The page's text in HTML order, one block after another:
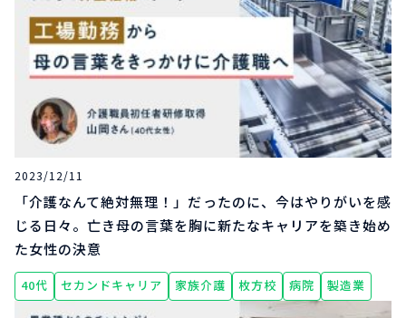
2023/12/11
「介護なんて絶対無理！」だったのに、今はやりがいを感
じる日々。亡き母の言葉を胸に新たなキャリアを築き始め
た女性の決意
40代 セカンドキャリア 家族介護 枚方校 病院 製造業